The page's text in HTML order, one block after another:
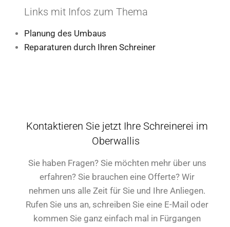
Links mit Infos zum Thema
Planung des Umbaus
Reparaturen durch Ihren Schreiner
Kontaktieren Sie jetzt Ihre Schreinerei im
Oberwallis
Sie haben Fragen? Sie möchten mehr über uns
erfahren? Sie brauchen eine Offerte? Wir
nehmen uns alle Zeit für Sie und Ihre Anliegen.
Rufen Sie uns an, schreiben Sie eine E-Mail oder
kommen Sie ganz einfach mal in Fürgangen